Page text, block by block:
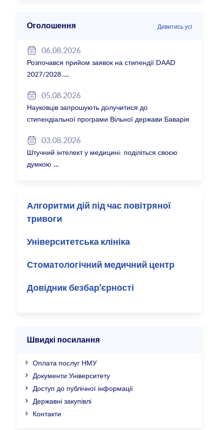
Оголошення Дивитись усі
06.08.2026
Розпочався прийом заявок на стипендії DAAD
2027/2028
05.08.2026
Науковців запрошують долучитися до
стипендіальної програми Вільної держави Баварія
03.08.2026
Штучний інтелект у медицині: поділіться своєю
думкою
Алгоритми дій під час повітряної
тривоги
Університетська клініка
Стоматологічний медичний центр
Довідник безбар’єрності
Швидкі посилання
Оплата послуг НМУ
Документи Університету
Доступ до публічної інформації
Державні закупівлі
Контакти